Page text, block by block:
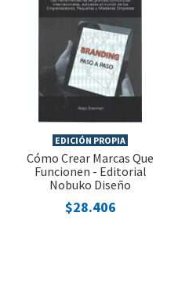
EDICIÓN PROPIA
Cómo Crear Marcas Que
Funcionen - Editorial
Nobuko Diseño
$28.406